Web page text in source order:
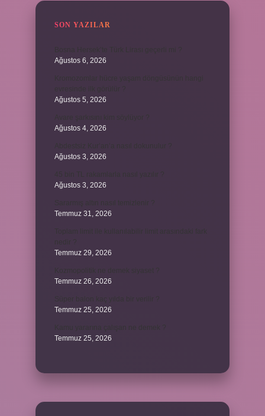
SON YAZILAR
Ağustos 6, 2026
Ağustos 5, 2026
Ağustos 4, 2026
Ağustos 3, 2026
Ağustos 3, 2026
Temmuz 31, 2026
Temmuz 29, 2026
Temmuz 26, 2026
Temmuz 25, 2026
Temmuz 25, 2026